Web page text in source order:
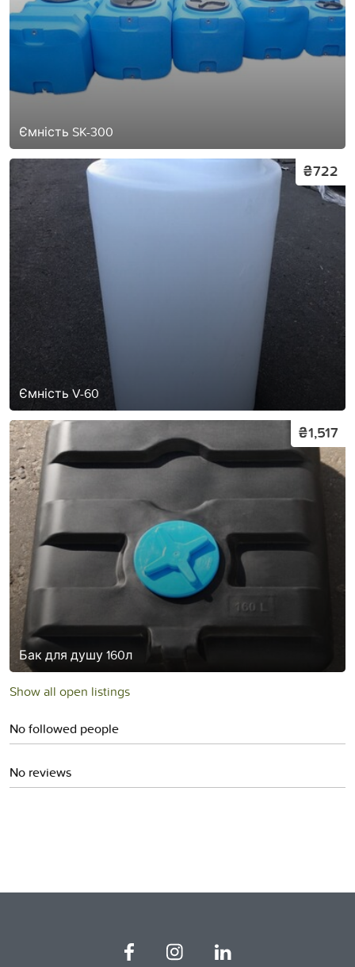
Ємність SK-300
Ємність V-60
₴722
Бак для душу 160л
₴1,517
Show all open listings
No followed people
No reviews